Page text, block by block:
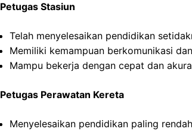
Petugas Stasiun
Telah menyelesaikan pendidikan
Memiliki kemampuan berkomunikasi
Mampu bekerja dengan cepat dan
Petugas Perawatan Kereta
Menyelesaikan pendidikan paling